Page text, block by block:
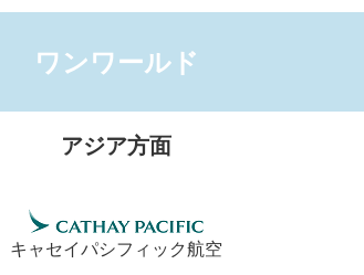
ワンワールド
アジア方面
キャセイパシフィック航空